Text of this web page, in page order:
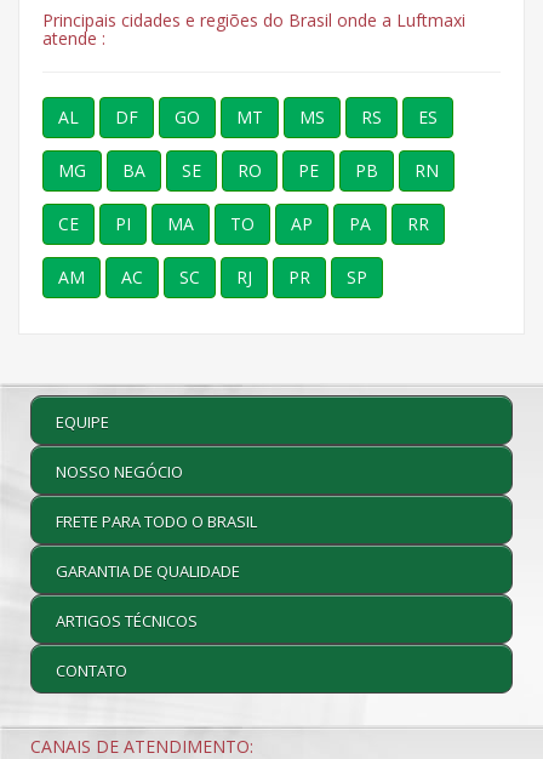
Principais cidades e regiões do Brasil onde a Luftmaxi
atende :
AL DF GO MT MS RS ES
MG BA SE RO PE PB RN
CE PI MA TO AP PA RR
AM AC SC RJ PR SP
EQUIPE
NOSSO NEGÓCIO
FRETE PARA TODO O BRASIL
GARANTIA DE QUALIDADE
ARTIGOS TÉCNICOS
CONTATO
CANAIS DE ATENDIMENTO: